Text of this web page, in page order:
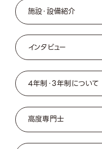
施設・設備紹介
インタビュー
4年制・3年制について
高度専門士